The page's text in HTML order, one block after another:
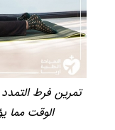
تمرين فرط
الوقت مما